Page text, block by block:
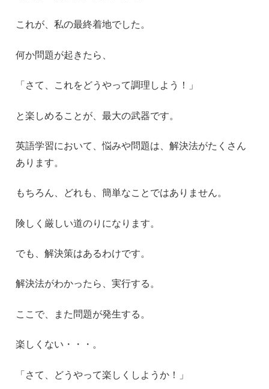
これが、私の最終着地でした。
何か問題が起きたら、
「さて、これをどうやって調理しよう！」
と楽しめることが、最大の武器です。
英語学習において、悩みや問題は、解決法がたくさん
あります。
もちろん、どれも、簡単なことではありません。
険しく厳しい道のりになります。
でも、解決策はあるわけです。
解決法がわかったら、実行する。
ここで、また問題が発生する。
楽しくない・・・。
「さて、どうやって楽しくしようか！」